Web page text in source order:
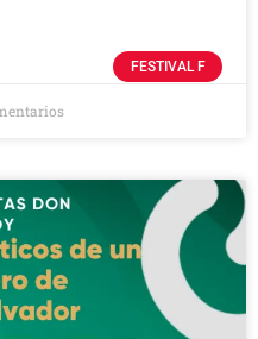
FESTIVAL F